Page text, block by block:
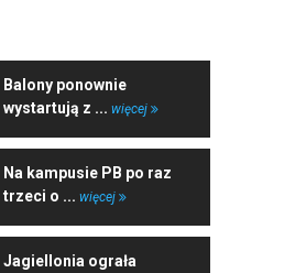
Balony ponownie
wystartują z ... więcej
Na kampusie PB po raz
trzeci o ... więcej
Jagiellonia ograła